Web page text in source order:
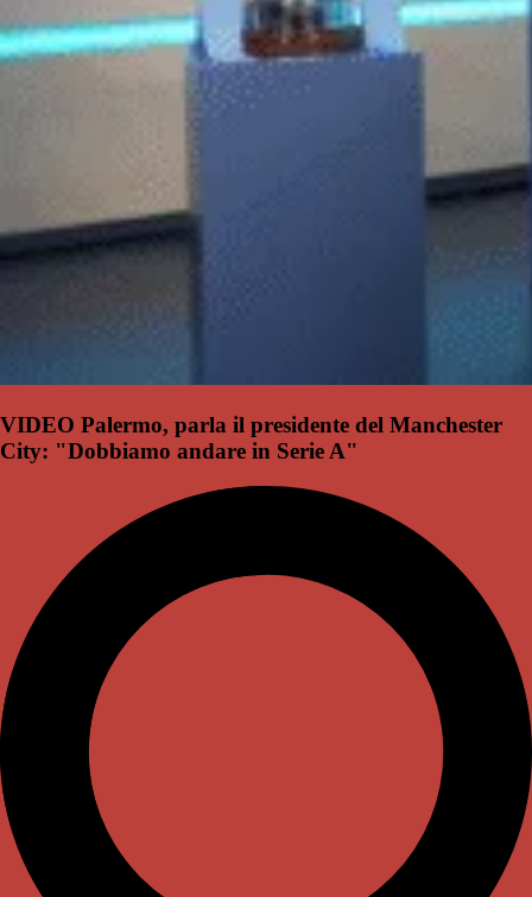
VIDEO Palermo, parla il presidente del Manchester
City: "Dobbiamo andare in Serie A"